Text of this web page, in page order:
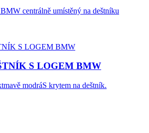
centrálně umístěný na deštníku
S LOGEM BMW
modráS krytem na deštník.